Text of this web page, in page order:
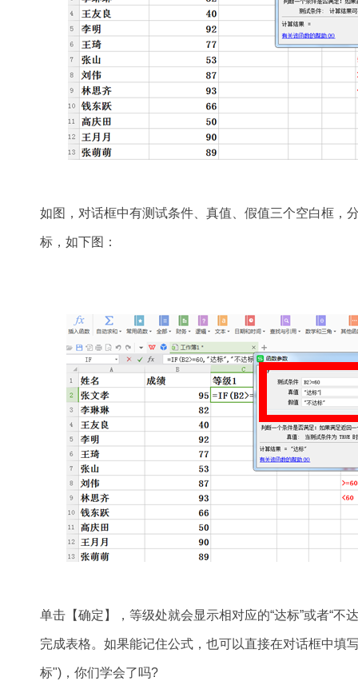
如图，对话框中有测试条件、真值、假值三个空白框，
标，如下图：
单击【确定】，等级处就会显示相对应的“达标”或者“不
完成表格。如果能记住公式，也可以直接在对话框中填
标")，你们学会了吗?